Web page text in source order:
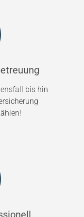
bis hin